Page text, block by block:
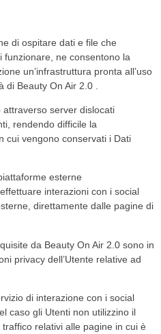
di ospitare dati e file che
funzionare, ne consentono la
un’infrastruttura pronta all’uso
Beauty On Air 2.0 .
server dislocati
rendendo difficile la
cui vengono conservati i Dati
esterne
interazioni con i social
direttamente dalle pagine di
da Beauty On Air 2.0 sono in
privacy dell’Utente relative ad
di interazione con i social
caso gli Utenti non utilizzino il
relativi alle pagine in cui è